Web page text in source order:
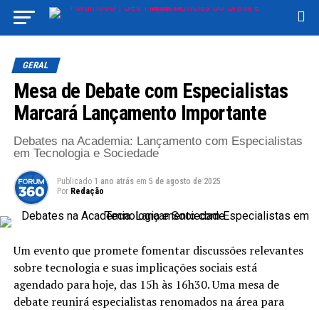
GERAL
Mesa de Debate com Especialistas
Marcará Lançamento Importante
Debates na Academia: Lançamento com Especialistas
em Tecnologia e Sociedade
Publicado 1 ano atrás em 5 de agosto de 2025
Por Redação
Um evento que promete fomentar discussões relevantes
sobre tecnologia e suas implicações sociais está
agendado para hoje, das 15h às 16h30. Uma mesa de
debate reunirá especialistas renomados na área para